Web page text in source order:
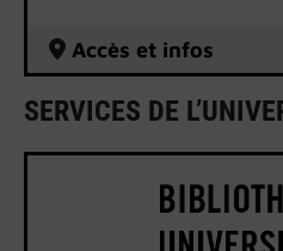
Accès et infos
SERVICES DE